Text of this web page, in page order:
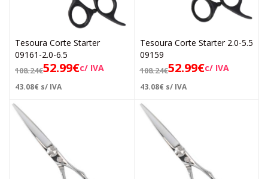
Tesoura Corte Starter
09161-2.0-6.5
108.24€52.99€c/ IVA
43.08€ s/ IVA
Tesoura Corte Starter 2.0-5.5
09159
108.24€52.99€c/ IVA
43.08€ s/ IVA